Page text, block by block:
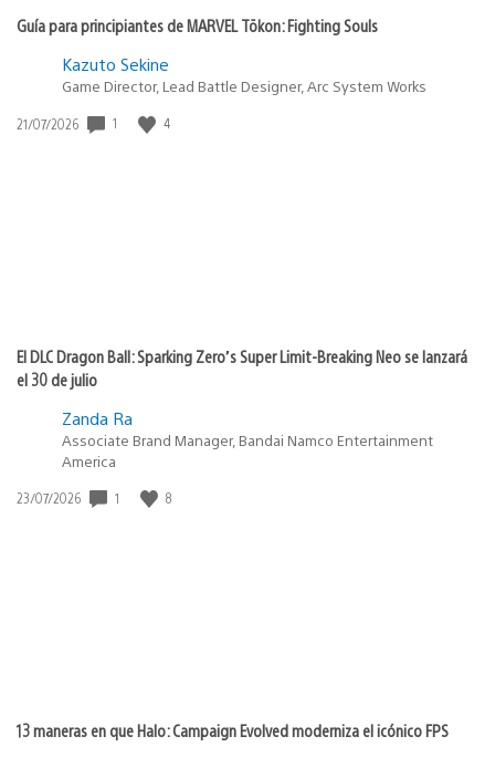
Guía para principiantes de MARVEL Tōkon: Fighting Souls
Kazuto Sekine
Game Director, Lead Battle Designer, Arc System Works
Fecha
21/07/2026 1 4
El DLC Dragon Ball: Sparking Zero’s Super Limit-Breaking Neo se lanzará
el 30 de julio
Zanda Ra
Associate Brand Manager, Bandai Namco Entertainment
America
Fecha
23/07/2026 1 8
13 maneras en que Halo: Campaign Evolved moderniza el icónico FPS